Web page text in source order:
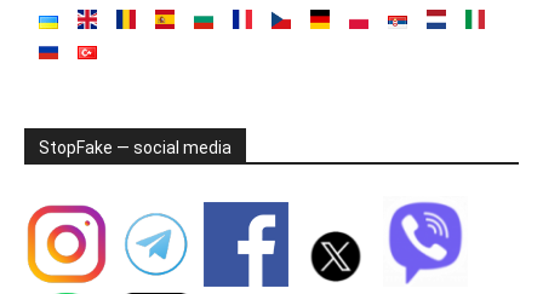
StopFake — social media